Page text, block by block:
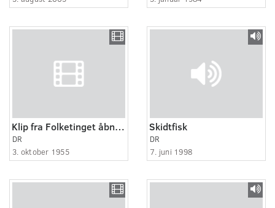
Klip fra Folketinget åbner i morgen
DR
3. oktober 1955
Skidtfisk
DR
7. juni 1998